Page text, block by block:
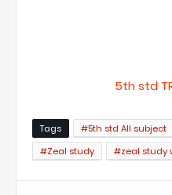
5th std
Tags #5th std All subject
#Zeal study
#zeal study